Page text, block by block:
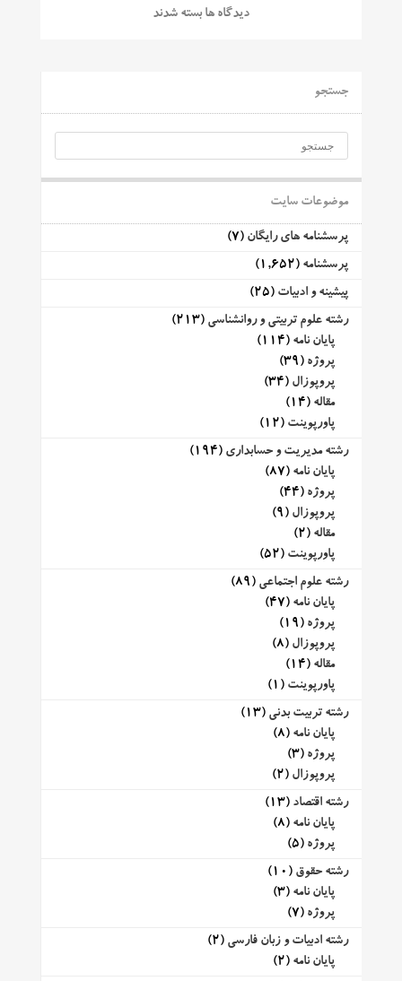
دیدگاه ها بسته شدند
جستجو
موضوعات سایت
پرسشنامه های رایگان (7)
پرسشنامه (1,652)
پیشینه و ادبیات (25)
رشته علوم تربیتی و روانشناسی (213)
پایان نامه (114)
پروژه (39)
پروپوزال (34)
مقاله (14)
پاورپوینت (12)
رشته مدیریت و حسابداری (194)
پایان نامه (87)
پروژه (44)
پروپوزال (9)
مقاله (2)
پاورپوینت (52)
رشته علوم اجتماعی (89)
پایان نامه (47)
پروژه (19)
پروپوزال (8)
مقاله (14)
پاورپوینت (1)
رشته تربیت بدنی (13)
پایان نامه (8)
پروژه (3)
پروپوزال (2)
رشته اقتصاد (13)
پایان نامه (8)
پروژه (5)
رشته حقوق (10)
پایان نامه (3)
پروژه (7)
رشته ادبیات و زبان فارسی (2)
پایان نامه (2)